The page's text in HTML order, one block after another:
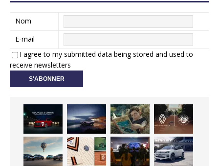
Nom
E-mail
I agree to my submitted data being stored and used to
receive newsletters